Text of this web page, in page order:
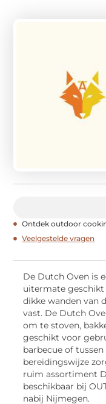
Ontdek outdoor
Veelgestelde vragen
De Dutch Oven is
uitermate
dikke wanden van
vast. De Dutch
om te stoven,
geschikt voor
barbecue of
bereidingswijze
ruim assortiment
beschikbaar bij
nabij Nijmegen.